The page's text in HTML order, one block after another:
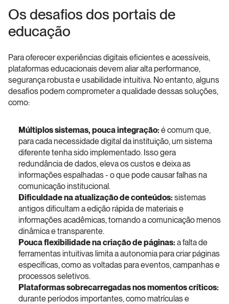
Os desafios dos portais de
educação
Para oferecer experiências digitais eficientes e acessíveis,
plataformas educacionais devem aliar alta performance,
segurança robusta e usabilidade intuitiva. No entanto, alguns
desafios podem comprometer a qualidade dessas soluções,
como:
Múltiplos sistemas, pouca integração: é comum que,
para cada necessidade digital da instituição, um sistema
diferente tenha sido implementado. Isso gera
redundância de dados, eleva os custos e deixa as
informações espalhadas - o que pode causar falhas na
comunicação institucional.
Dificuldade na atualização de conteúdos: sistemas
antigos dificultam a edição rápida de materiais e
informações acadêmicas, tornando a comunicação menos
dinâmica e transparente.
Pouca flexibilidade na criação de páginas: a falta de
ferramentas intuitivas limita a autonomia para criar páginas
específicas, como as voltadas para eventos, campanhas e
processos seletivos.
Plataformas sobrecarregadas nos momentos críticos:
durante períodos importantes, como matrículas e